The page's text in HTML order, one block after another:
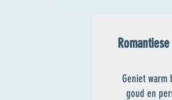
Geniet warm
goud en